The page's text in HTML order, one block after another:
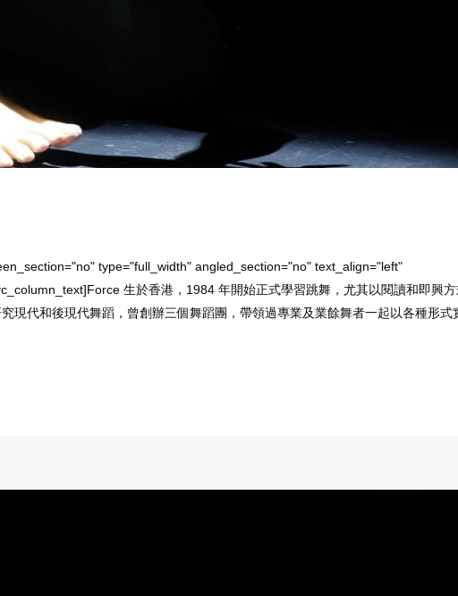
type="full_width" angled_section="no" text_align="left"
生於香港，1984 年開始正式學習跳舞，尤其以閱讀和即興
代和後現代舞蹈，曾創辦三個舞蹈團，帶領過專業及業餘舞者一起以各種形式